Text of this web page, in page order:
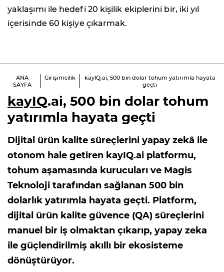
yaklaşımı ile hedefi 20 kişilik ekiplerini bir, iki yıl
içerisinde 60 kişiye çıkarmak.
ANA
SAYFA
Girişimcilik
kayIQ.ai, 500 bin dolar tohum yatırımla hayata
geçti
kayIQ.ai, 500 bin dolar tohum
yatırımla hayata geçti
Dijital ürün kalite süreçlerini yapay zekâ ile
otonom hale getiren kayIQ.ai platformu,
tohum aşamasında kurucuları ve Magis
Teknoloji tarafından sağlanan 500 bin
dolarlık yatırımla hayata geçti. Platform,
dijital ürün kalite güvence (QA) süreçlerini
manuel bir iş olmaktan çıkarıp, yapay zeka
ile güçlendirilmiş akıllı bir ekosisteme
dönüştürüyor.